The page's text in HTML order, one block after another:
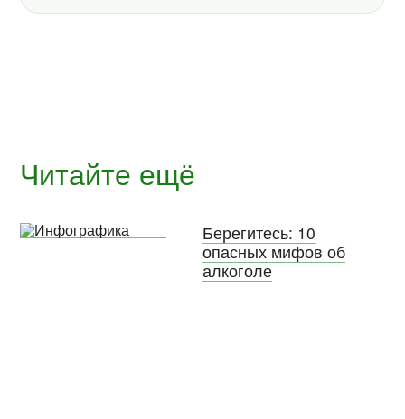
Читайте ещё
Берегитесь: 10
опасных мифов об
алкоголе